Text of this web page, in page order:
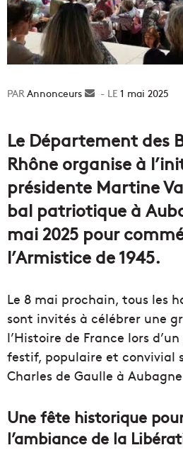
Annonceurs
Envoyer1 mai 2025
Le Département des
Rhône organise à
présidente Martine
bal patriotique à
mai 2025 pour
l’Armistice de 1945.
Le 8 mai prochain, tous les
sont invités à célébrer une
l’Histoire de France lors
festif, populaire et convivial
Charles de Gaulle à
Une fête historique
l’ambiance de la